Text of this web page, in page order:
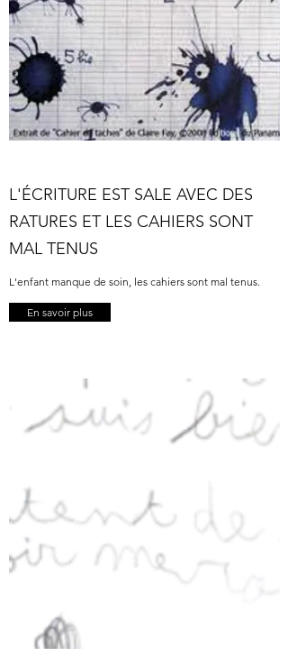
L'ÉCRITURE EST SALE AVEC DES
RATURES ET LES CAHIERS SONT
MAL TENUS
L'enfant manque de soin, les cahiers sont mal tenus.
En savoir plus